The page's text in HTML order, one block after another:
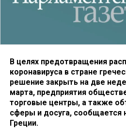
В целях предотвращения
коронавируса в стране
решение закрыть на две
марта, предприятия
торговые центры, а также
сферы и досуга, сообщается
Греции.